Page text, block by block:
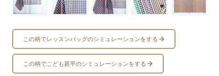
この柄でレッスンバッグのシミュレーションをする
この柄でこども甚平のシミュレーションをする